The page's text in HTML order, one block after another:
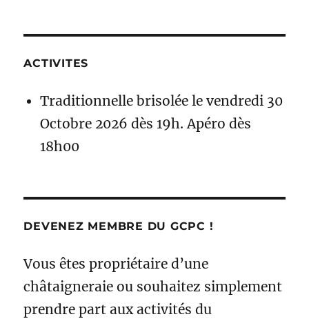
ACTIVITES
Traditionnelle brisolée le vendredi 30
Octobre 2026 dès 19h. Apéro dès
18h00
DEVENEZ MEMBRE DU GCPC !
Vous êtes propriétaire d’une
châtaigneraie ou souhaitez simplement
prendre part aux activités du